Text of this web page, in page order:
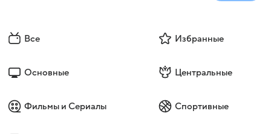
Все Избранные
Основные Центральные
Фильмы и Сериалы Спортивные